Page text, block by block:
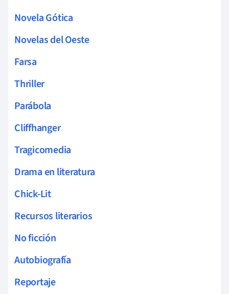
Novela Gótica
Novelas del Oeste
Farsa
Thriller
Parábola
Cliffhanger
Tragicomedia
Drama en literatura
Chick-Lit
Recursos literarios
No ficción
Autobiografía
Reportaje